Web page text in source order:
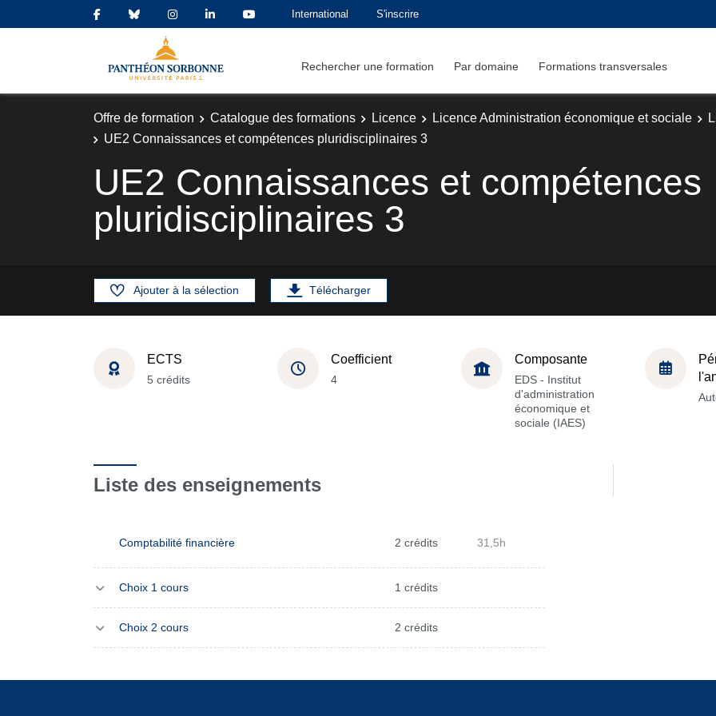
International S'inscrire
Rechercher une formation Par domaine Formations transversales
Offre de formation Catalogue des formations Licence Licence Administration économique et sociale
UE2 Connaissances et compétences pluridisciplinaires 3
UE2 Connaissances et compétences
pluridisciplinaires 3
Ajouter à la sélection Télécharger
ECTS
5 crédits
Coefficient
4
Composante
EDS - Institut
d'administration
économique et
sociale (IAES)
Liste des enseignements
Comptabilité financière 2 crédits 31,5h
Choix 1 cours 1 crédits
Choix 2 cours 2 crédits